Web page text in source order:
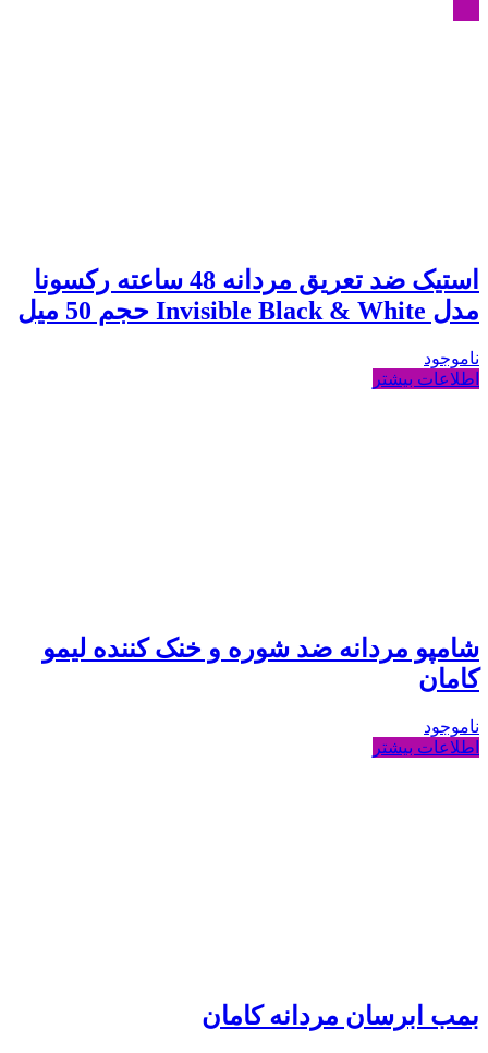
استیک ضد تعریق مردانه 48 ساعته رکسونا
مدل Invisible Black & White حجم 50 میل
ناموجود
اطلاعات بیشتر
شامپو مردانه ضد شوره و خنک کننده لیمو
کامان
ناموجود
اطلاعات بیشتر
بمب ابرسان مردانه کامان